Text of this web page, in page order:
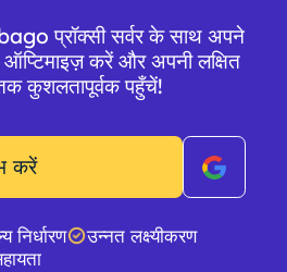
प्रॉक्सी सर्वर के साथ अपने
करें और अपनी लक्षित
कुशलतापूर्वक पहुँचें!
करें
निर्धारण
उन्नत लक्ष्यीकरण